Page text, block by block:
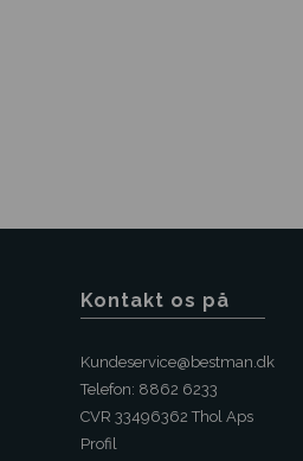
Kontakt os på
Kundeservice@bestman.dk
Telefon: 8862 6233
CVR 33496362 Thol Aps
Profil